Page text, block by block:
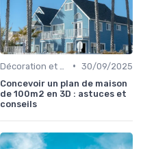
• 30/09/2025
Concevoir un plan de maison
de 100m2 en 3D : astuces et
conseils